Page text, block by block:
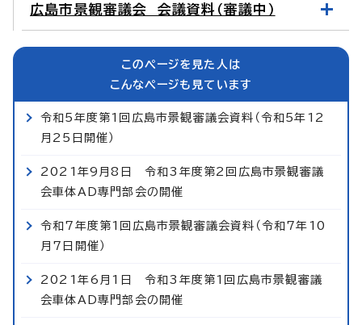
広島市景観審議会 会議資料（審議中）
このページを見た人は
こんなページも見ています
令和5年度第1回広島市景観審議会資料（令和5年12
月25日開催）
2021年9月8日 令和3年度第2回広島市景観審議
会車体AD専門部会の開催
令和7年度第1回広島市景観審議会資料（令和7年10
月7日開催）
2021年6月1日 令和3年度第1回広島市景観審議
会車体AD専門部会の開催